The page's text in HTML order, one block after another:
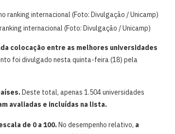
internacional (Foto: Divulgação / Unicamp)
colocação entre as melhores universidades
foi divulgado nesta quinta-feira (18) pela
Deste total, apenas 1.504 universidades
avaliadas e incluídas na lista.
de 0 a 100.No desempenho relativo, a